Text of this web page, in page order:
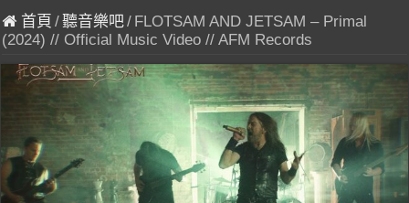
首頁 /聽音樂吧/ FLOTSAM AND JETSAM – Primal
(2024) // Official Music Video // AFM Records